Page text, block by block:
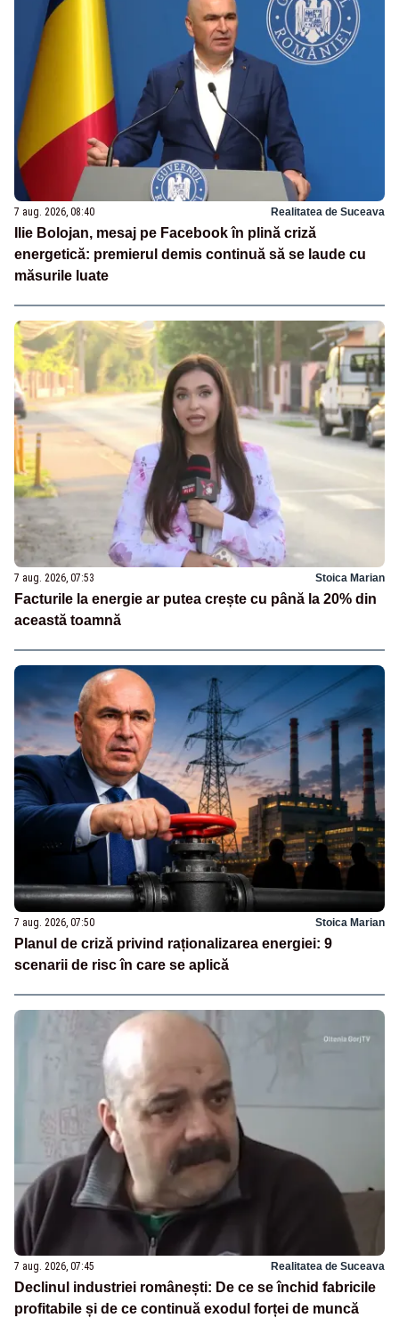
7 aug. 2026, 08:40 Realitatea de Suceava
Ilie Bolojan, mesaj pe Facebook în plină criză
energetică: premierul demis continuă să se laude cu
măsurile luate
7 aug. 2026, 07:53 Stoica Marian
Facturile la energie ar putea crește cu până la 20% din
această toamnă
7 aug. 2026, 07:50 Stoica Marian
Planul de criză privind raționalizarea energiei: 9
scenarii de risc în care se aplică
7 aug. 2026, 07:45 Realitatea de Suceava
Declinul industriei românești: De ce se închid fabricile
profitabile și de ce continuă exodul forței de muncă